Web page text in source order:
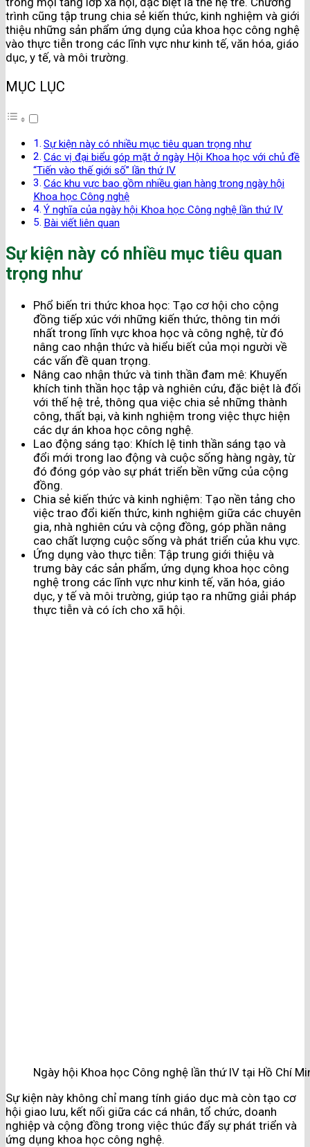
trình cũng tập trung chia sẻ kiến thức, kinh nghiệm và giới
thiệu những sản phẩm ứng dụng của khoa học công nghệ
vào thực tiễn trong các lĩnh vực như kinh tế, văn hóa, giáo
dục, y tế, và môi trường.
MỤC LỤC
Sự kiện này có nhiều mục tiêu quan trọng như
Các vị đại biểu góp mặt ở ngày Hội Khoa học với chủ đề
“Tiến vào thế giới số” lần thứ IV
Các khu vực bao gồm nhiều gian hàng trong ngày hội
Khoa học Công nghệ
Ý nghĩa của ngày hội Khoa học Công nghệ lần thứ IV
Bài viết liên quan
Sự kiện này có nhiều mục tiêu quan
trọng như
Phổ biến tri thức khoa học: Tạo cơ hội cho cộng
đồng tiếp xúc với những kiến thức, thông tin mới
nhất trong lĩnh vực khoa học và công nghệ, từ đó
nâng cao nhận thức và hiểu biết của mọi người về
các vấn đề quan trọng.
Nâng cao nhận thức và tinh thần đam mê: Khuyến
khích tinh thần học tập và nghiên cứu, đặc biệt là đối
với thế hệ trẻ, thông qua việc chia sẻ những thành
công, thất bại, và kinh nghiệm trong việc thực hiện
các dự án khoa học công nghệ.
Lao động sáng tạo: Khích lệ tinh thần sáng tạo và
đổi mới trong lao động và cuộc sống hàng ngày, từ
đó đóng góp vào sự phát triển bền vững của cộng
đồng.
Chia sẻ kiến thức và kinh nghiệm: Tạo nền tảng cho
việc trao đổi kiến thức, kinh nghiệm giữa các chuyên
gia, nhà nghiên cứu và cộng đồng, góp phần nâng
cao chất lượng cuộc sống và phát triển của khu vực.
Ứng dụng vào thực tiễn: Tập trung giới thiệu và
trưng bày các sản phẩm, ứng dụng khoa học công
nghệ trong các lĩnh vực như kinh tế, văn hóa, giáo
dục, y tế và môi trường, giúp tạo ra những giải pháp
thực tiễn và có ích cho xã hội.
Ngày hội Khoa học Công nghệ lần thứ IV tại Hồ Chí
Sự kiện này không chỉ mang tính giáo dục mà còn tạo cơ
hội giao lưu, kết nối giữa các cá nhân, tổ chức, doanh
nghiệp và cộng đồng trong việc thúc đẩy sự phát triển và
ứng dụng khoa học công nghệ.